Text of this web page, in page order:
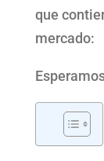
que
mercado: